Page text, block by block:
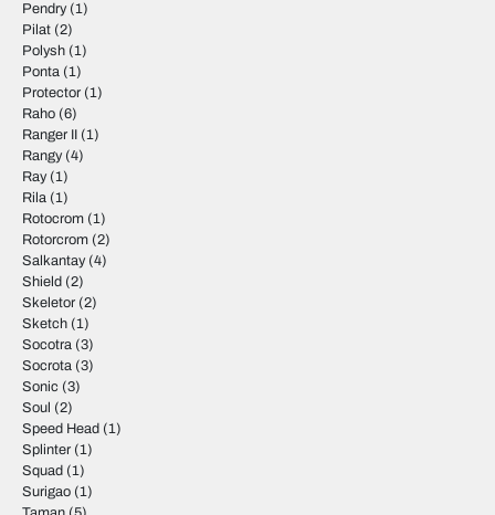
Pendry(1)
Pilat (2)
Polysh (1)
Ponta (1)
Protector (1)
Raho (6)
Ranger II (1)
Rangy(4)
Ray(1)
Rila (1)
Rotocrom (1)
Rotorcrom (2)
Salkantay(4)
Shield (2)
Skeletor (2)
Sketch (1)
Socotra (3)
Socrota (3)
Sonic (3)
Soul (2)
Speed Head (1)
Splinter (1)
Squad (1)
Surigao (1)